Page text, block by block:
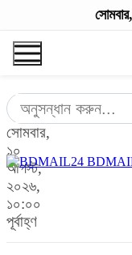
সোমবার,
১০
আগস্ট,
২০২৬,
১০:০০
পূর্বাহ্ণ